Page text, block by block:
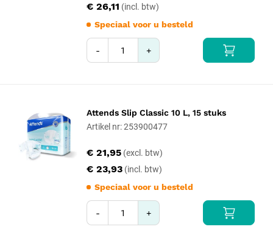
€ 26,11
Speciaal voor u besteld
- +
Attends Slip Classic 10 L, 15 stuks
Artikel nr: 253900477
€ 23,93
€ 21,95
Speciaal voor u besteld
- +